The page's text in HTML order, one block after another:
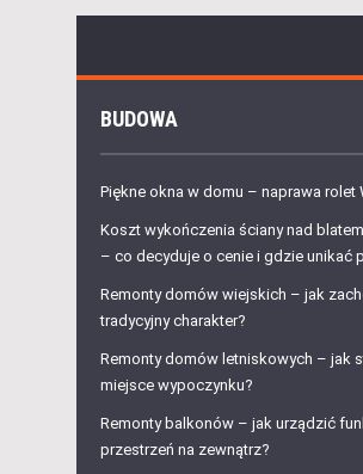
BUDOWA
Piękne okna w domu – naprawa rolet
Koszt wykończenia ściany nad
– co decyduje o cenie i gdzie unikać
Remonty domów wiejskich – jak
tradycyjny charakter?
Remonty domów letniskowych – jak
miejsce wypoczynku?
Remonty balkonów – jak urządzić
przestrzeń na zewnątrz?